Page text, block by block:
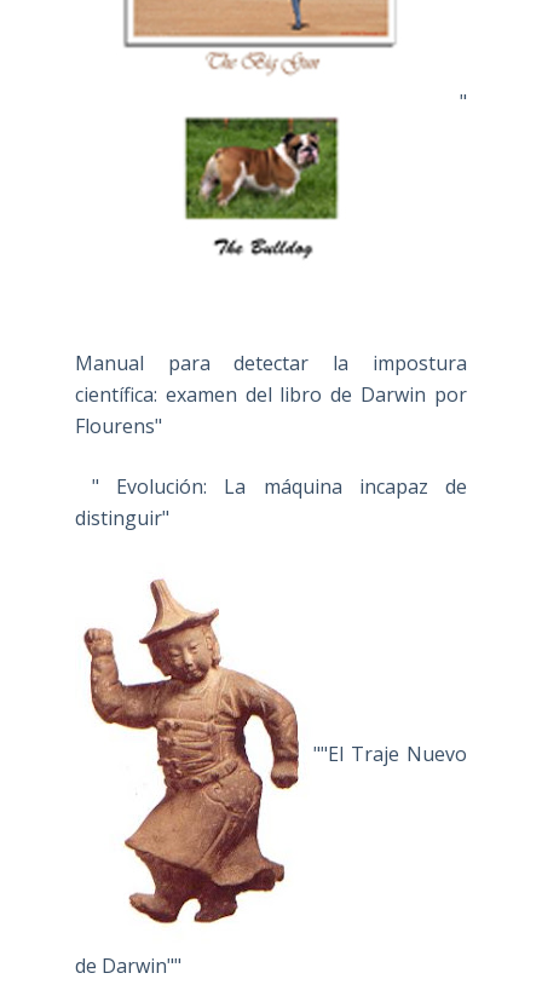
"
Manual para detectar la impostura
científica: examen del libro de Darwin por
Flourens"
" Evolución: La máquina incapaz de
distinguir"
""El Traje Nuevo
de Darwin""